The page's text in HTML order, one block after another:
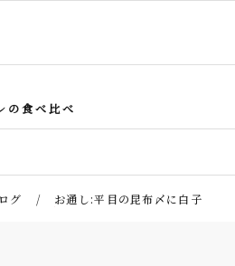
の食べ比べ
グ お通し:平目の昆布〆に白子